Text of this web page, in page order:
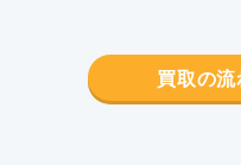
買取の